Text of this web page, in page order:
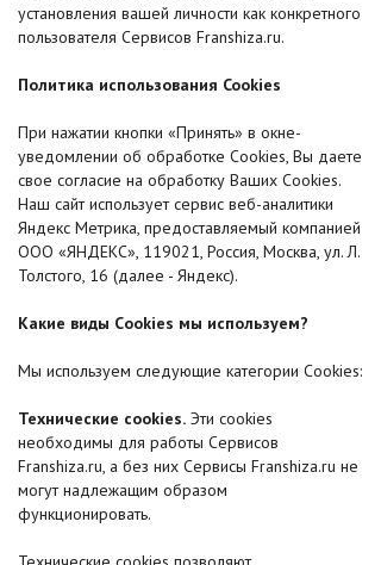
установления вашей личности как конкретного
пользователя Сервисов Franshiza.ru.
Политика использования Cookies
При нажатии кнопки «Принять» в окне-
уведомлении об обработке Cookies, Вы даете
свое согласие на обработку Ваших Cookies.
Наш сайт использует сервис веб-аналитики
Яндекс Метрика, предоставляемый компанией
ООО «ЯНДЕКС», 119021, Россия, Москва, ул. Л.
Толстого, 16 (далее - Яндекс).
Какие виды Сookies мы используем?
Мы используем следующие категории Сookies:
Технические cookies. Эти cookies
необходимы для работы Сервисов
Franshiza.ru, а без них Сервисы Franshiza.ru не
могут надлежащим образом
функционировать.